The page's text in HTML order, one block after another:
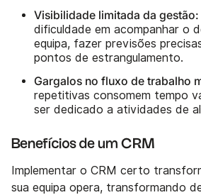
Visibilidade limitada da gestão:
dificuldade em acompanhar o
equipa, fazer previsões
pontos de estrangulamento.
Gargalos no fluxo de trabalho
repetitivas consomem tempo
ser dedicado a atividades de
Benefícios de um CRM
Implementar o CRM certo
sua equipa opera, transformando